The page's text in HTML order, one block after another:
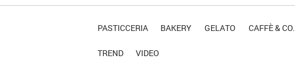
PASTICCERIA BAKERY GELATO CAFFÈ & CO.
TREND VIDEO